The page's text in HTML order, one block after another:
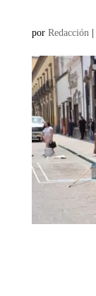
por Redacción |